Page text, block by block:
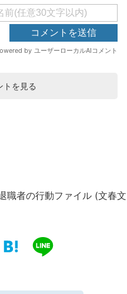
トを見る
職者の行動ファイル (文春文